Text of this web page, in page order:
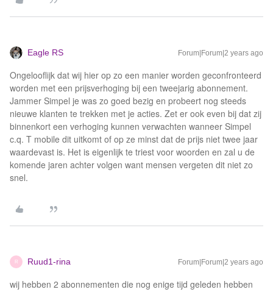
Eagle RS Forum|Forum|2 years ago
Ongelooflijk dat wij hier op zo een manier worden geconfronteerd
worden met een prijsverhoging bij een tweejarig abonnement.
Jammer Simpel je was zo goed bezig en probeert nog steeds
nieuwe klanten te trekken met je acties. Zet er ook even bij dat zij
binnenkort een verhoging kunnen verwachten wanneer Simpel
c.q. T mobile dit uitkomt of op ze minst dat de prijs niet twee jaar
waardevast is. Het is eigenlijk te triest voor woorden en zal u de
komende jaren achter volgen want mensen vergeten dit niet zo
snel.
R Ruud1-rina Forum|Forum|2 years ago
wij hebben 2 abonnementen die nog enige tijd geleden hebben